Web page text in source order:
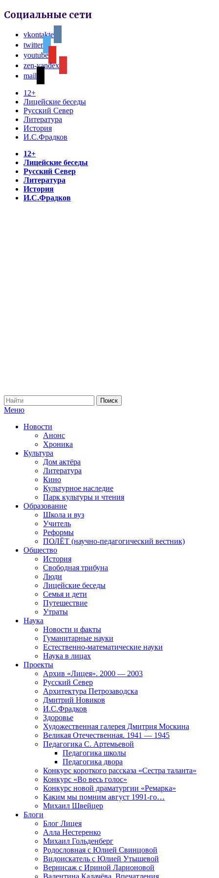
Социальные сети
vkontakte
twitter
youtube
zen-yandex
mail
12+
Лицейские беседы
Русский Север
Литература
История
И.С.Фрадков
12+
Лицейские беседы
Русский Север
Литература
История
И.С.Фрадков
Меню
Новости
Анонс
Хроника
Культура
Дом актёра
Литература
Кино
Культурное наследие
Парк культуры и чтения
Образование
Школа и вуз
Учитель
Реформы
ПОЛЁТ (научно-педагогический вестник)
Общество
История
Свободная трибуна
Люди
Лицейские беседы
Семья и дети
Путешествие
Утраты
Наука
Новости и факты
Гуманитарные науки
Естественно-математические науки
Наука в лицах
Проекты
Архив «Лицея». 2000 — 2003
Русский Север
Архитектура Петрозаводска
Дмитрий Новиков
И.С.Фрадков
Здоровье
Художественная галерея Дмитрия Москина
Великая Отечественная. 1941 — 1945
Педагогика С. Артемьевой
Педагогика школы
Педагогика двора
Конкурс короткого рассказа «Сестра таланта»
Конкурс «Во весь голос»
Конкурс новой драматургии «Ремарка»
Каким мы помним август 1991-го…
Михаил Швейцер
Блоги
Блог Лицея
Алла Нестеренко
Михаил Гольденберг
Родословная с Юлией Свинцовой
Видоискатель с Юлией Утышевой
Вернисаж с Ириной Ларионовой